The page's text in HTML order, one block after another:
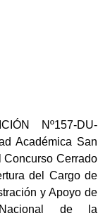
Nº157-DU-
Académica San
Concurso Cerrado
del Cargo de
y Apoyo de
de la